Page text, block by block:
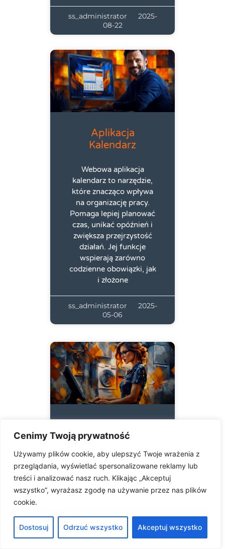
Cenimy Twoją prywatność
Używamy plików cookie, aby ulepszyć Twoje wrażenia z
przeglądania, wyświetlać spersonalizowane reklamy lub
treści i analizować nasz ruch. Klikając „Akceptuj
wszystko”, wyrażasz zgodę na używanie przez nas plików
cookie.
Dostosuj Odrzuć wszystko Akceptuj wszystko
ss_administrator
2025-
08-22
Aplikacja
Kalendarz
Webowa aplikacja
kalendarz to narzędzie,
które znacząco wpływa
na organizację pracy.
Pomaga lepiej planować
czas, unikać opóźnień i
zwiększa przejrzystość
działań. Jej funkcje
wspierają zarówno
codzienne obowiązki, jak
i złożone
ss_administrator
2025-
05-06
Online
SoftwareStudio
Przenieś proces
reklamacji do chmury i
zyskaj pełną kontrolę.
online eliminuje stosy
dokumentów,
wiadomości i telefonów.